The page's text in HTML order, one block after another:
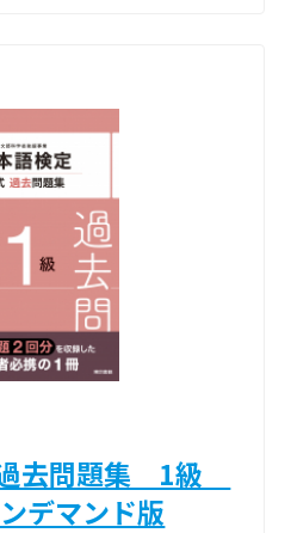
去問題集 1級
デマンド版